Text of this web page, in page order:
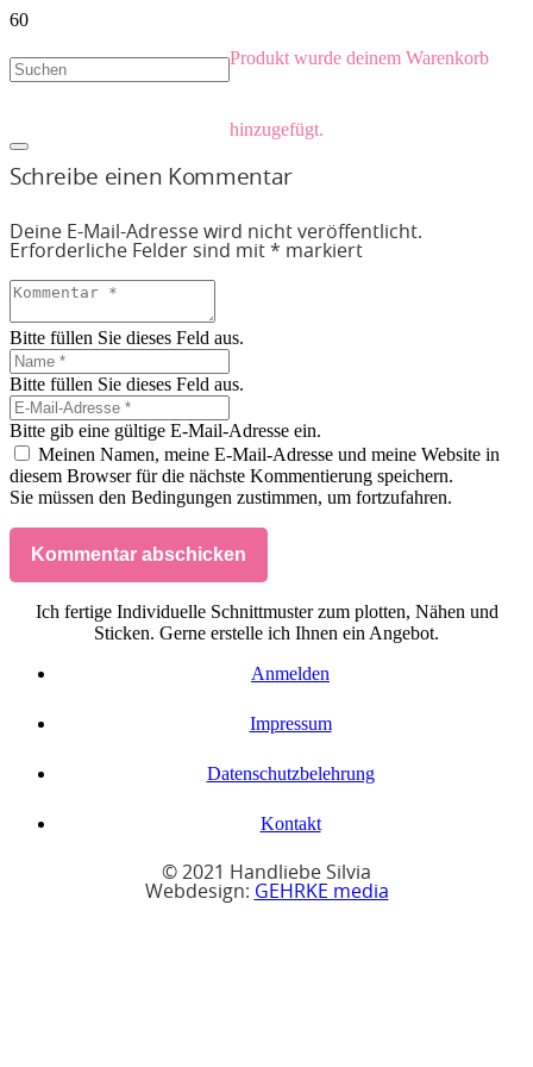
Produkt wurde deinem Warenkorb
hinzugefügt.
Schreibe einen Kommentar
Deine E-Mail-Adresse wird nicht veröffentlicht.
Erforderliche Felder sind mit * markiert
Bitte füllen Sie dieses Feld aus.
Bitte füllen Sie dieses Feld aus.
Bitte gib eine gültige E-Mail-Adresse ein.
Meinen Namen, meine E-Mail-Adresse und meine Website in
diesem Browser für die nächste Kommentierung speichern.
Sie müssen den Bedingungen zustimmen, um fortzufahren.
Kommentar abschicken
Ich fertige Individuelle Schnittmuster zum plotten, Nähen und
Sticken. Gerne erstelle ich Ihnen ein Angebot.
Anmelden
Impressum
Datenschutzbelehrung
Kontakt
© 2021 Handliebe Silvia
Webdesign: GEHRKE media